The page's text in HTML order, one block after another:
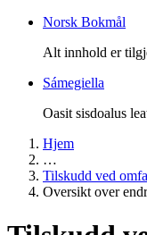
Norsk Bokmål
Alt innhold er
Sámegiella
Oasit sisdoalus
Hjem
…
Tilskudd ved
Oversikt over